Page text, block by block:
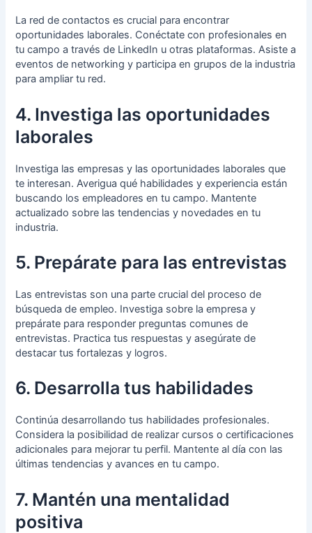
La red de contactos es crucial para encontrar
oportunidades laborales. Conéctate con profesionales en
tu campo a través de LinkedIn u otras plataformas. Asiste a
eventos de networking y participa en grupos de la industria
para ampliar tu red.
4. Investiga las oportunidades
laborales
Investiga las empresas y las oportunidades laborales que
te interesan. Averigua qué habilidades y experiencia están
buscando los empleadores en tu campo. Mantente
actualizado sobre las tendencias y novedades en tu
industria.
5. Prepárate para las entrevistas
Las entrevistas son una parte crucial del proceso de
búsqueda de empleo. Investiga sobre la empresa y
prepárate para responder preguntas comunes de
entrevistas. Practica tus respuestas y asegúrate de
destacar tus fortalezas y logros.
6. Desarrolla tus habilidades
Continúa desarrollando tus habilidades profesionales.
Considera la posibilidad de realizar cursos o certificaciones
adicionales para mejorar tu perfil. Mantente al día con las
últimas tendencias y avances en tu campo.
7. Mantén una mentalidad
positiva